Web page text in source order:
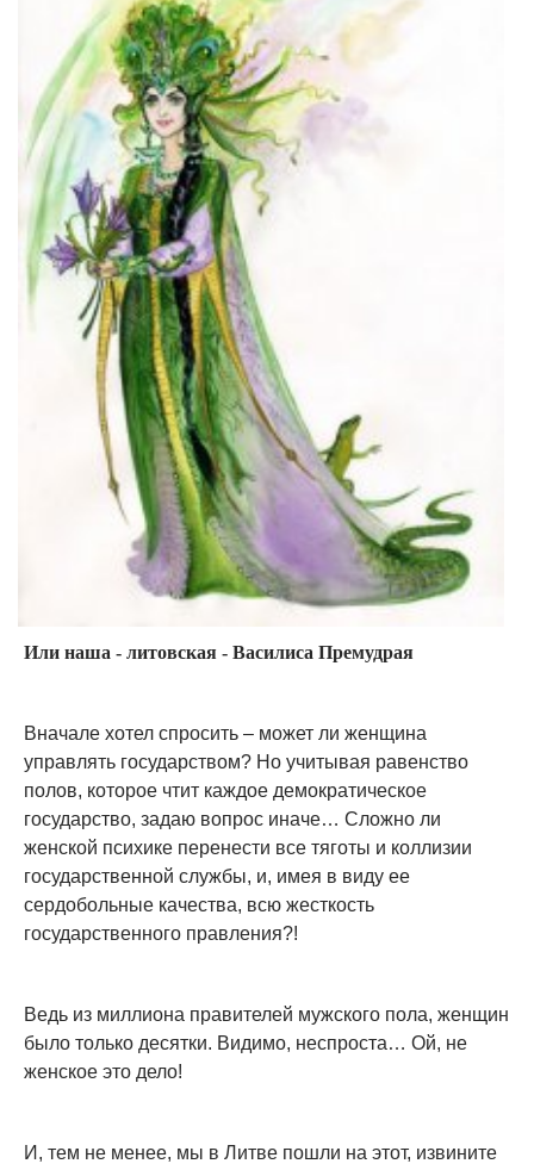
Или наша - литовская - Василиса Премудрая
Вначале хотел спросить – может ли женщина
управлять государством? Но учитывая равенство
полов, которое чтит каждое демократическое
государство, задаю вопрос иначе… Сложно ли
женской психике перенести все тяготы и коллизии
государственной службы, и, имея в виду ее
сердобольные качества, всю жесткость
государственного правления?!
Ведь из миллиона правителей мужского пола, женщин
было только десятки. Видимо, неспроста… Ой, не
женское это дело!
И, тем не менее, мы в Литве пошли на этот, извините